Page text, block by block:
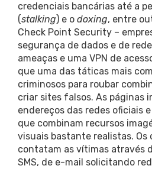
credenciais bancárias até a
(stalking) e o doxing, entre
Check Point Security –
segurança de dados e de
ameaças e uma VPN de
que uma das táticas mais
criminosos para roubar
criar sites falsos. As páginas
endereços das redes oficiais
que combinam recursos
visuais bastante realistas. Os
contatam as vítimas através
SMS, de e-mail solicitando